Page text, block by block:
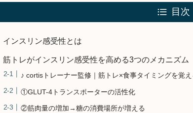
目次
インスリン感受性とは
筋トレがインスリン感受性を高める3つのメカニズム
♪ cortisトレーナー監修｜筋トレ×食事タイミングを覚
①GLUT-4トランスポーターの活性化
②筋肉量の増加→糖の消費場所が増える